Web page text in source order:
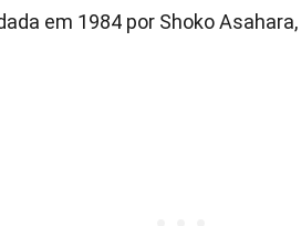
em 1984 por Shoko